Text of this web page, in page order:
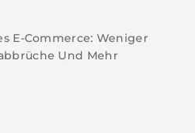
E-Commerce: Weniger
Und Mehr